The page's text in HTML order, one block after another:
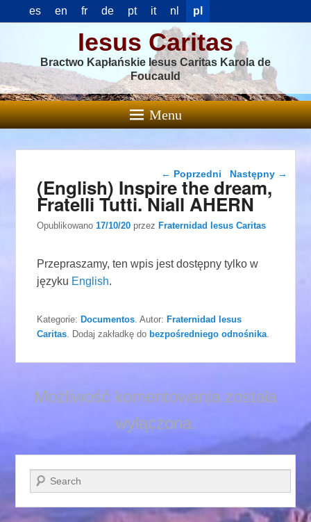
es en fr de pt it nl pl
Iesus Caritas
Bractwo Kapłańskie Iesus Caritas Karola de
Foucauld
Menu
Nawigacja wpisu
← Poprzedni Następny →
(English) Inspire the dream,
Fratelli Tutti. Niall AHERN
Opublikowano17/10/20 przezFraternidad Iesus Caritas
Przepraszamy, ten wpis jest dostępny tylko w
języku English.
Kategorie:Documentos . Autor:Fraternidad Iesus
Caritas . Dodaj zakładkę do bezpośredniego odnośnika
Możliwość komentowania została
wyłączona.
Szukaj